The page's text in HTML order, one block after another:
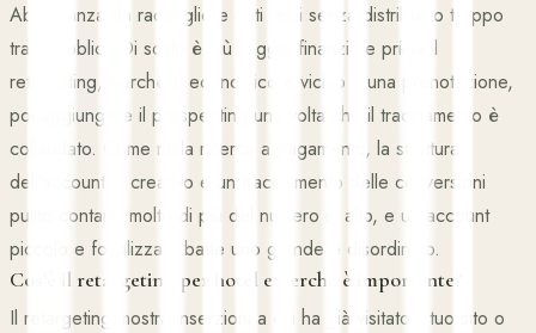
Abbastanza da raccogliere dati reali senza distribuirlo troppo
tra i pubblici. Di solito è più saggio finanziare prima il
retargeting, perché è economico e vicino a una prenotazione,
poi aggiungere il prospecting una volta che il tracciamento è
collaudato. Come nella ricerca a pagamento, la struttura
dell'account, il creativo e un tracciamento delle conversioni
pulito contano molto di più del numero in alto, e un account
piccolo e focalizzato batte uno grande e disordinato.
Cos'è il retargeting per hotel e perché è importante?
Il retargeting mostra inserzioni a chi ha già visitato il tuo sito o